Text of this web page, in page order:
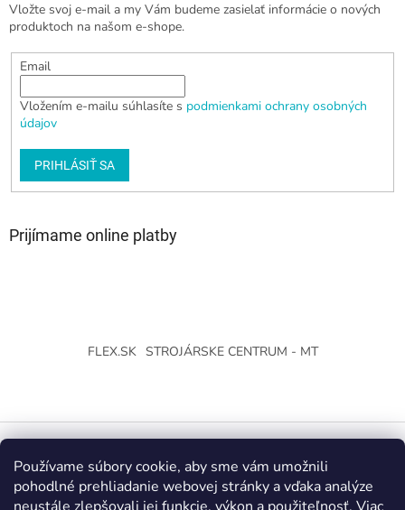
Používame súbory cookie, aby sme vám umožnili
pohodlné prehliadanie webovej stránky a vďaka analýze
Vložte svoj e-mail a my Vám budeme zasielať informácie o nových
produktoch na našom e-shope.
Email
Vložením e-mailu súhlasíte s podmienkami ochrany osobných
údajov
PRIHLÁSIŤ SA
Prijímame online platby
FLEX.SK STROJÁRSKE CENTRUM - MT
Vytvoril Shoptet